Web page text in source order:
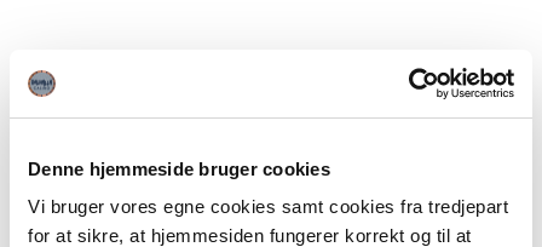
Denne hjemmeside bruger cookies
Vi bruger vores egne cookies samt cookies fra tredjepart
for at sikre, at hjemmesiden fungerer korrekt og til at